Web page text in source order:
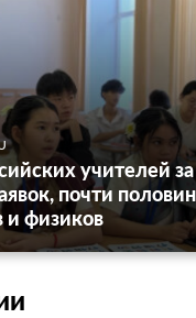
учителей
почти
и физиков